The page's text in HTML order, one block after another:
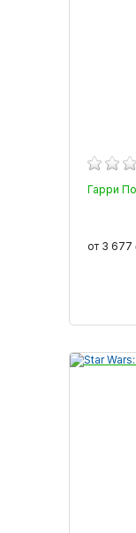
Гарри
от 3 677